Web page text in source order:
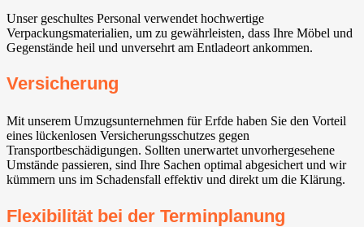
Unser geschultes Personal verwendet hochwertige
Verpackungsmaterialien, um zu gewährleisten, dass Ihre Möbel und
Gegenstände heil und unversehrt am Entladeort ankommen.
Versicherung
Mit unserem Umzugsunternehmen für Erfde haben Sie den Vorteil
eines lückenlosen Versicherungsschutzes gegen
Transportbeschädigungen. Sollten unerwartet unvorhergesehene
Umstände passieren, sind Ihre Sachen optimal abgesichert und wir
kümmern uns im Schadensfall effektiv und direkt um die Klärung.
Flexibilität bei der Terminplanung